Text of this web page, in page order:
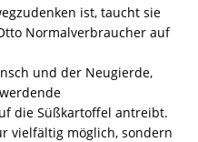
ist, taucht sie
Normalverbraucher auf
und der Neugierde,
die Süßkartoffel antreibt.
vielfältig möglich, sondern